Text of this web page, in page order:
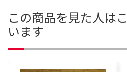
この商品を見た人は
います